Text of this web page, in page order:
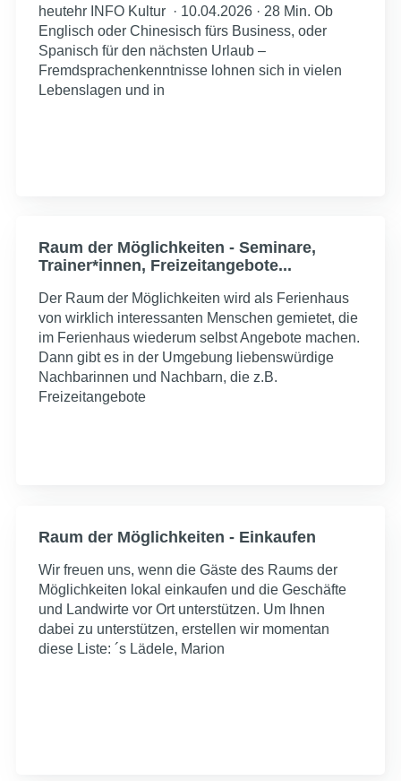
heutehr INFO Kultur · 10.04.2026 · 28 Min. Ob
Englisch oder Chinesisch fürs Business, oder
Spanisch für den nächsten Urlaub –
Fremdsprachenkenntnisse lohnen sich in vielen
Lebenslagen und in
Raum der Möglichkeiten - Seminare,
Trainer*innen, Freizeitangebote...
Der Raum der Möglichkeiten wird als Ferienhaus
von wirklich interessanten Menschen gemietet, die
im Ferienhaus wiederum selbst Angebote machen.
Dann gibt es in der Umgebung liebenswürdige
Nachbarinnen und Nachbarn, die z.B.
Freizeitangebote
Raum der Möglichkeiten - Einkaufen
Wir freuen uns, wenn die Gäste des Raums der
Möglichkeiten lokal einkaufen und die Geschäfte
und Landwirte vor Ort unterstützen. Um Ihnen
dabei zu unterstützen, erstellen wir momentan
diese Liste: ´s Lädele, Marion